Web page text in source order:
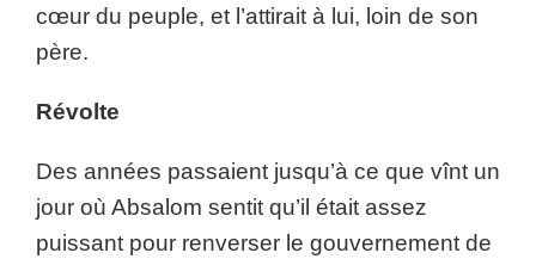
cœur du peuple, et l’attirait à lui, loin de son
père.
Révolte
Des années passaient jusqu’à ce que vînt un
jour où Absalom sentit qu’il était assez
puissant pour renverser le gouvernement de